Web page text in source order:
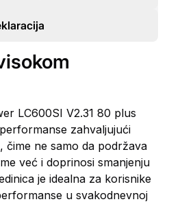
LC600SI V2.31 80 plus
zahvaljujući
čime ne samo da podržava
već i doprinosi smanjenju
je idealna za korisnike
u svakodnevnoj